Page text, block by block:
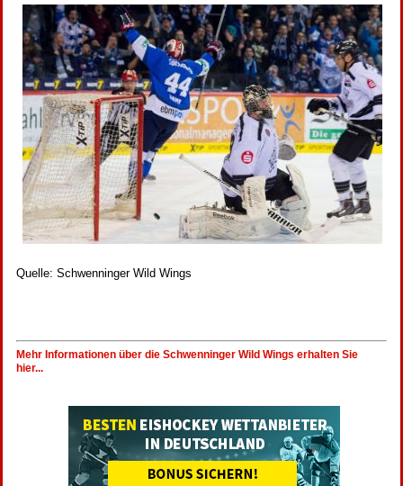
Quelle: Schwenninger Wild Wings
Mehr Informationen über die Schwenninger Wild Wings erhalten Sie
hier...